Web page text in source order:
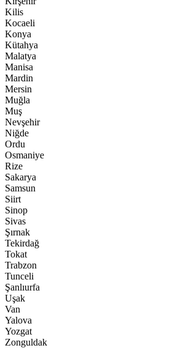
Kilis
Kocaeli
Konya
Kütahya
Malatya
Manisa
Mardin
Mersin
Muğla
Muş
Nevşehir
Niğde
Ordu
Osmaniye
Rize
Sakarya
Samsun
Siirt
Sinop
Sivas
Şırnak
Tekirdağ
Tokat
Trabzon
Tunceli
Şanlıurfa
Uşak
Van
Yalova
Yozgat
Zonguldak